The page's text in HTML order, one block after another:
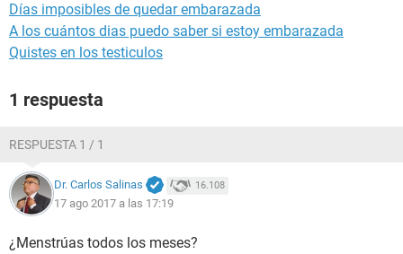
Días imposibles de quedar embarazada
A los cuántos dias puedo saber si estoy embarazada
Quistes en los testiculos
1 respuesta
RESPUESTA 1 / 1
Dr. Carlos Salinas 16.108
17 ago 2017 a las 17:19
¿Menstrúas todos los meses?